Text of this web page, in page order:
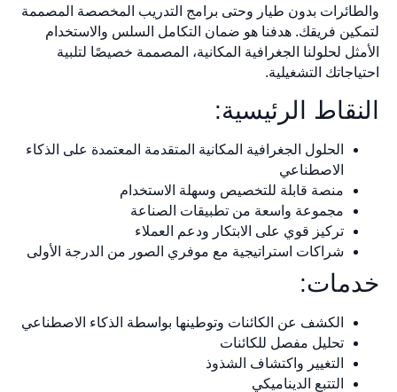
والطائرات بدون طيار وحتى برامج التدريب المخصصة المصممة
لتمكين فريقك. هدفنا هو ضمان التكامل السلس والاستخدام
الأمثل لحلولنا الجغرافية المكانية، المصممة خصيصًا لتلبية
احتياجاتك التشغيلية.
النقاط الرئيسية:
الحلول الجغرافية المكانية المتقدمة المعتمدة على الذكاء
الاصطناعي
منصة قابلة للتخصيص وسهلة الاستخدام
مجموعة واسعة من تطبيقات الصناعة
تركيز قوي على الابتكار ودعم العملاء
شراكات استراتيجية مع موفري الصور من الدرجة الأولى
خدمات:
الكشف عن الكائنات وتوطينها بواسطة الذكاء الاصطناعي
تحليل مفصل للكائنات
التغيير واكتشاف الشذوذ
التتبع الديناميكي